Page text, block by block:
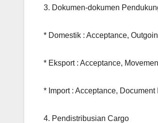
3. Dokumen-dokumen
* Domestik : Acceptance,
* Eksport : Acceptance,
* Import : Acceptance,
4. Pendistribusian Cargo